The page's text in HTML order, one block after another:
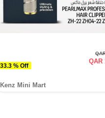
33.3 % Off
QAR
Kenz Mini Mart